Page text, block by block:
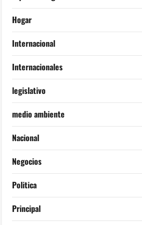
Hogar
Internacional
Internacionales
legislativo
medio ambiente
Nacional
Negocios
Politica
Principal